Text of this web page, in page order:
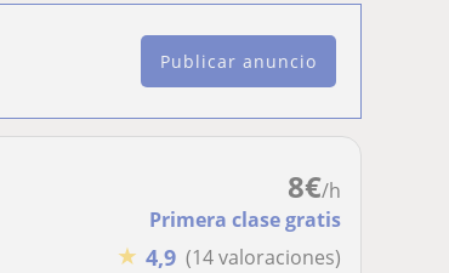
Publicar anuncio
8€/h
Primera clase gratis
★ 4,9 (14 valoraciones)